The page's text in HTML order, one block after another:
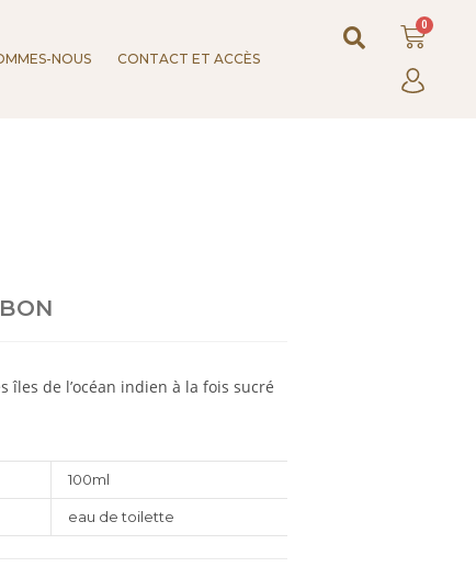
NOUS CONTACT ET ACCÈS
îles de l’océan indien à la fois sucré
100ml
eau de toilette